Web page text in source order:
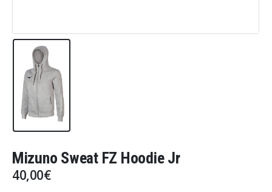
Mizuno Sweat FZ Hoodie Jr
40,00€